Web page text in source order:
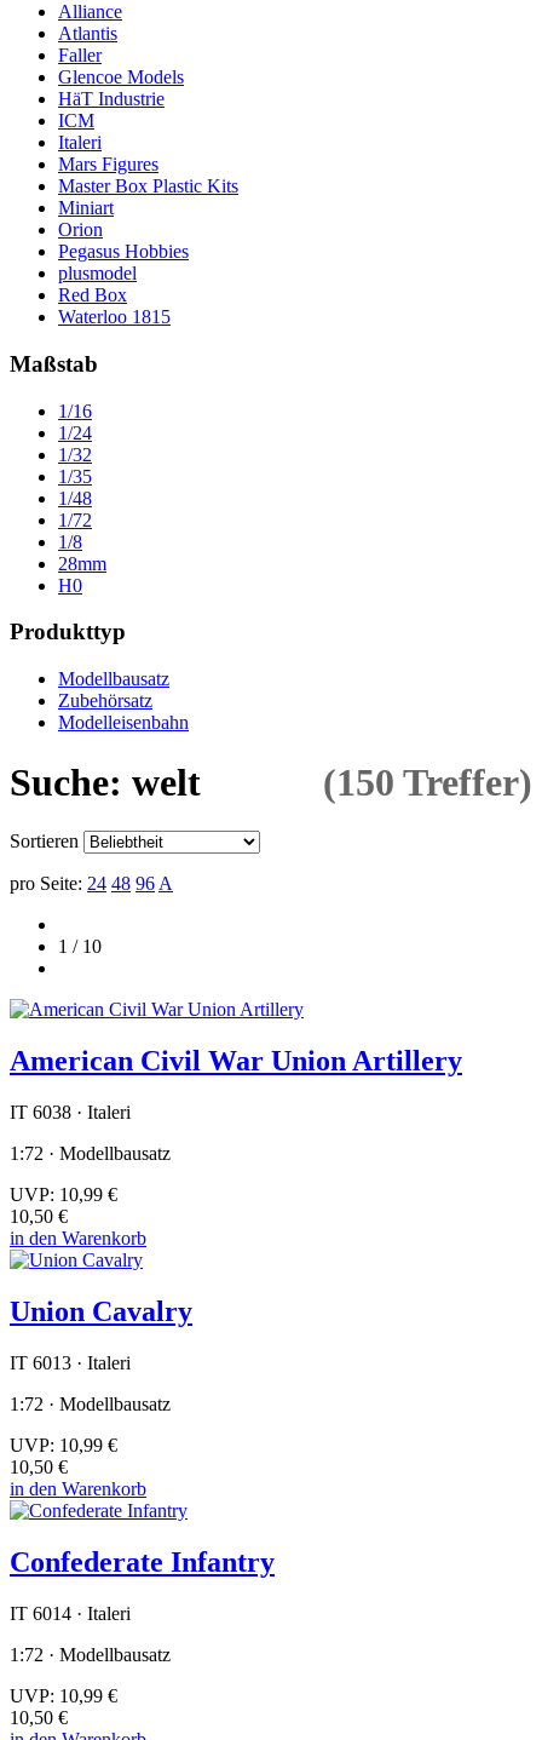
Alliance
Atlantis
Faller
Glencoe Models
HäT Industrie
ICM
Italeri
Mars Figures
Master Box Plastic Kits
Miniart
Orion
Pegasus Hobbies
plusmodel
Red Box
Waterloo 1815
Maßstab
1/16
1/24
1/32
1/35
1/48
1/72
1/8
28mm
H0
Produkttyp
Modellbausatz
Zubehörsatz
Modelleisenbahn
Suche: welt (150 Treffer)
Sortieren
pro Seite: 24 48 96 A
1 / 10
American Civil War Union Artillery
IT 6038 · Italeri
1:72 · Modellbausatz
UVP: 10,99 €
10,50 €
in den Warenkorb
Union Cavalry
IT 6013 · Italeri
1:72 · Modellbausatz
UVP: 10,99 €
10,50 €
in den Warenkorb
Confederate Infantry
IT 6014 · Italeri
1:72 · Modellbausatz
UVP: 10,99 €
10,50 €